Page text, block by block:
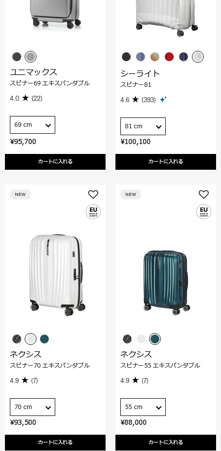
¥95,700
カートに入れる
ユニマックス
スピナー69 エキスパンダブル
4.0 (22)
69 cm
¥100,100
カートに入れる
シーライト
スピナー81
4.6 (393)
81 cm
¥93,500
カートに入れる
NEW
ネクシス
スピナー70 エキスパンダブル
4.9 (7)
70 cm
¥88,000
カートに入れる
NEW
ネクシス
スピナー55 エキスパンダブル
4.9 (7)
55 cm